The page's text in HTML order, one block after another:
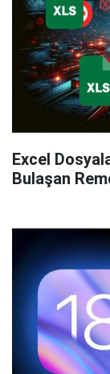
Excel
Bulaşan